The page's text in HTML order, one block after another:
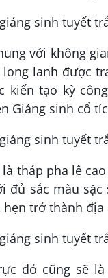
với không
long lanh được
kiến tạo kỳ
Giáng sinh cổ
tháp pha lê
đủ sắc màu
trở thành địa
đỏ cũng sẽ